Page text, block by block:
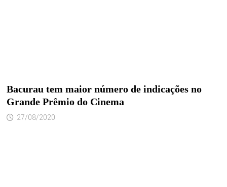
Bacurau tem maior número de indicações no
Grande Prêmio do Cinema
27/08/2020